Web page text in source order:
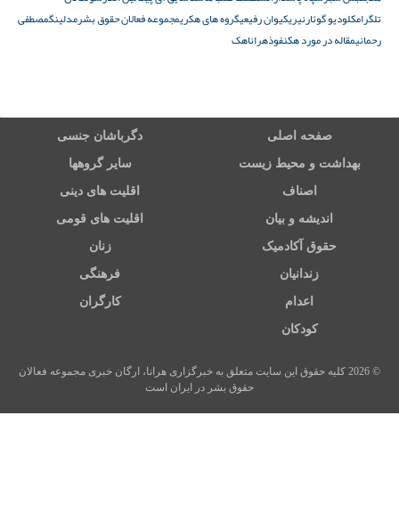
تلگرامکلودیو گوئارنیریکیوان رفیعیگروه های هکریمجموعه فعالان حقوق بشرمدلینگمصطفی
رحمانیمقاله در مورد هکنفوذهراناهک
صفحه اصلی دگرباشان جنسی
بهداشت و محیط زیست سایر گروهها
اصناف اقلیت های دینی
اندیشه و بیان اقلیت های قومی
حقوق آکادمیک زنان
زندانیان فرهنگی
اعدام کارگران
کودکان
© 2026 کلیه حقوق این سایت متعلق به خبرگزاری هرانا، ارگان خبری مجموعه فعالان
حقوق بشر در ایران است